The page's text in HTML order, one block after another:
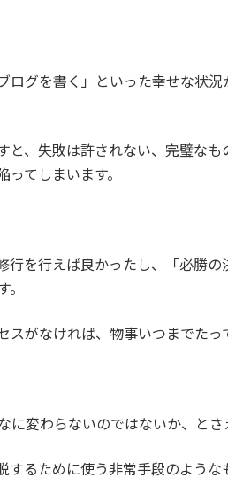
グを書く」といった幸せな状
、失敗は許されない、完璧な
てしまいます。
を行えば良かったし、「必勝の
がなければ、物事いつまでたっ
変わらないのではないか、とさ
るために使う非常手段のような